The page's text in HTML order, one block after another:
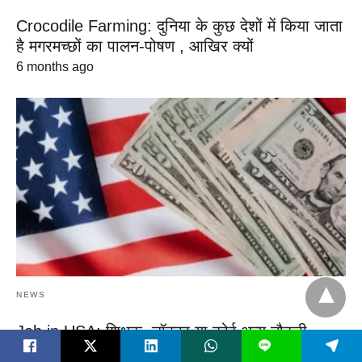
Crocodile Farming: दुनिया के कुछ देशों में किया जाता
है मगरमच्छों का पालन-पोषण , आखिर क्यों
6 months ago
NEWS
Job in USA: शिक्षक, डॉक्टर या कोई अन्य नौकरी,
अमेरिका में सबसे अच्छी नौकरी कौन सी है? कितनी मिलती
L